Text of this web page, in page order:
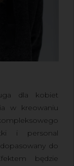
dla kobiet
w kreowaniu
i personal
do
będzie